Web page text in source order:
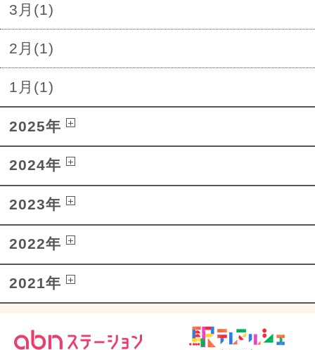
3月(1)
2月(1)
1月(1)
2025年
2024年
2023年
2022年
2021年